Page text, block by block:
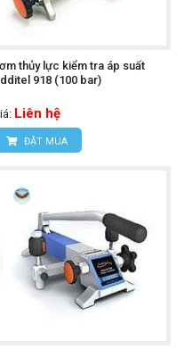
thủy lực kiểm tra áp suất
918 (100 bar)
Liên hệ
ĐẶT MUA